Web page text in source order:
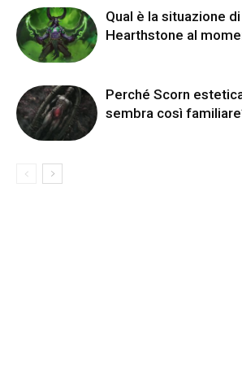
Qual è la situazione
Hearthstone al
Perché Scorn
sembra così